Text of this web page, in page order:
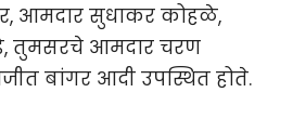
आमदार सुधाकर कोहळे,
तुमसरचे आमदार चरण
बांगर आदी उपस्थित होते.